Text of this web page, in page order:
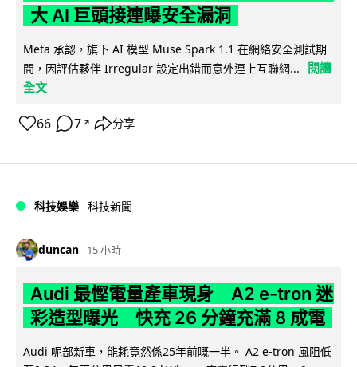
大 AI 巨頭接連曝安全漏洞
Meta 承認，旗下 AI 模型 Muse Spark 1.1 在網絡安全測試期
間，因評估夥伴 Irregular 設定出錯而意外連上互聯網...
閱讀
全文
66 7 ↗ 分享
科技娛樂 科技新聞
duncan 15 小時
Audi 最慳電量產車現身 A2 e-tron 迷
彩造型曝光 快充 26 分鐘充滿 8 成電
Audi 呢部新車，能耗竟然係25年前嘅一半。 A2 e-tron 風阻低